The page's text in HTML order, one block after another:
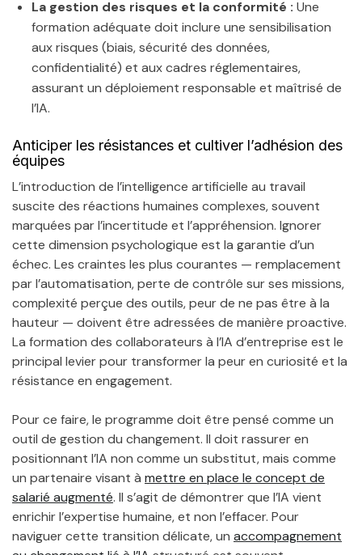
La gestion des risques et la conformité : Une
formation adéquate doit inclure une sensibilisation
aux risques (biais, sécurité des données,
confidentialité) et aux cadres réglementaires,
assurant un déploiement responsable et maîtrisé de
l’IA.
Anticiper les résistances et cultiver l’adhésion des
équipes
L’introduction de l’intelligence artificielle au travail
suscite des réactions humaines complexes, souvent
marquées par l’incertitude et l’appréhension. Ignorer
cette dimension psychologique est la garantie d’un
échec. Les craintes les plus courantes — remplacement
par l’automatisation, perte de contrôle sur ses missions,
complexité perçue des outils, peur de ne pas être à la
hauteur — doivent être adressées de manière proactive.
La formation des collaborateurs à l’IA d’entreprise est le
principal levier pour transformer la peur en curiosité et la
résistance en engagement.
Pour ce faire, le programme doit être pensé comme un
outil de gestion du changement. Il doit rassurer en
positionnant l’IA non comme un substitut, mais comme
un partenaire visant à mettre en place le concept de
salarié augmenté. Il s’agit de démontrer que l’IA vient
enrichir l’expertise humaine, et non l’effacer. Pour
naviguer cette transition délicate, un accompagnement